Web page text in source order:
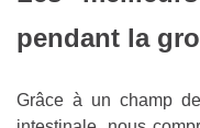
pendant la
Grâce à un champ